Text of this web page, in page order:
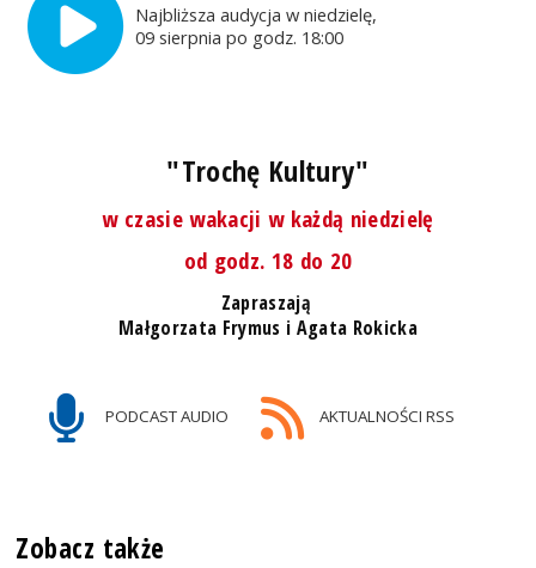
Najbliższa audycja w niedzielę,
09 sierpnia po godz. 18:00
"Trochę Kultury"
w czasie wakacji w każdą niedzielę
od godz. 18 do 20
Zapraszają
Małgorzata Frymus i Agata Rokicka
PODCAST AUDIO AKTUALNOŚCI RSS
Zobacz także